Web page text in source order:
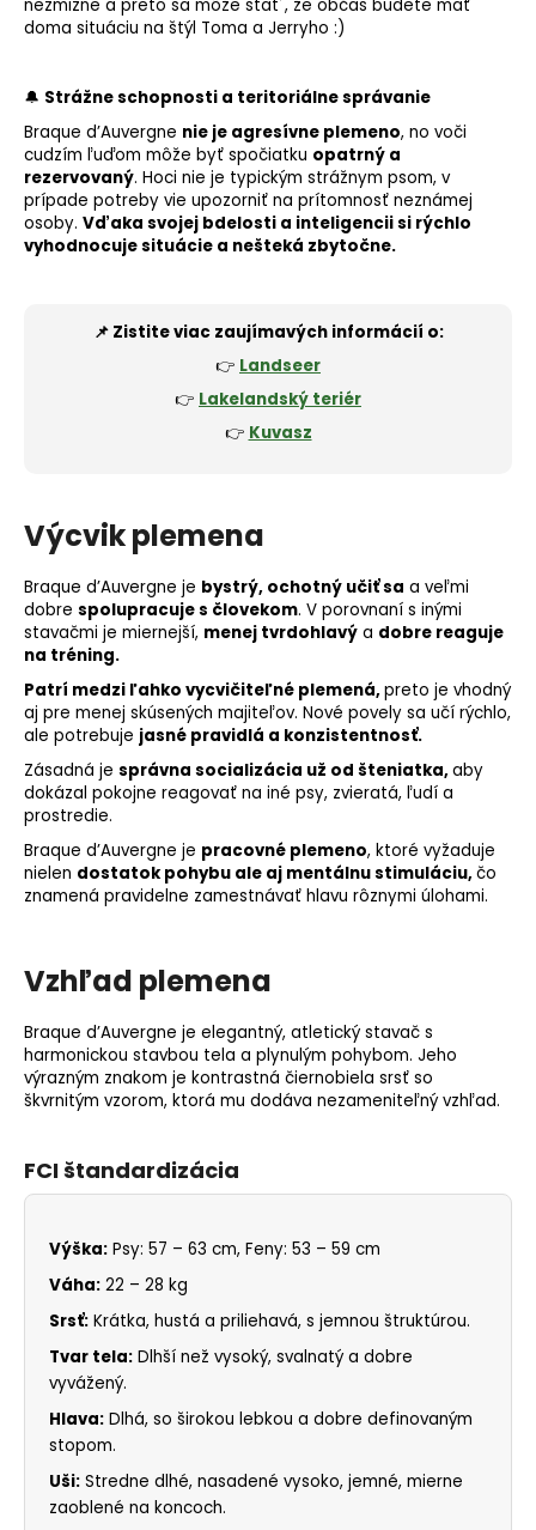
nezmizne a preto sa môže stat´, že občas budete mať
doma situáciu na štýl Toma a Jerryho :)
🔔 Strážne schopnosti a teritoriálne správanie
Braque d’Auvergne nie je agresívne plemeno, no voči
cudzím ľuďom môže byť spočiatku opatrný a
rezervovaný. Hoci nie je typickým strážnym psom, v
prípade potreby vie upozorniť na prítomnosť neznámej
osoby. Vďaka svojej bdelosti a inteligencii si rýchlo
vyhodnocuje situácie a nešteká zbytočne.
📌 Zistite viac zaujímavých informácií o:
👉 Landseer
👉 Lakelandský teriér
👉 Kuvasz
Výcvik plemena
Braque d’Auvergne je bystrý, ochotný učiť sa a veľmi
dobre spolupracuje s človekom. V porovnaní s inými
stavačmi je miernejší, menej tvrdohlavý a dobre reaguje
na tréning.
Patrí medzi ľahko vycvičiteľné plemená,preto je vhodný
aj pre menej skúsených majiteľov. Nové povely sa učí rýchlo,
ale potrebuje jasné pravidlá a konzistentnosť.
Zásadná je správna socializácia už od šteniatka,aby
dokázal pokojne reagovať na iné psy, zvieratá, ľudí a
prostredie.
Braque d’Auvergne je pracovné plemeno, ktoré vyžaduje
nielen dostatok pohybu ale aj mentálnu stimuláciu,čo
znamená pravidelne zamestnávať hlavu rôznymi úlohami.
Vzhľad plemena
Braque d’Auvergne je elegantný, atletický stavač s
harmonickou stavbou tela a plynulým pohybom. Jeho
výrazným znakom je kontrastná čiernobiela srsť so
škvrnitým vzorom, ktorá mu dodáva nezameniteľný vzhľad.
FCI štandardizácia
Výška: Psy: 57 – 63 cm, Feny: 53 – 59 cm
Váha: 22 – 28 kg
Srsť: Krátka, hustá a priliehavá, s jemnou štruktúrou.
Tvar tela: Dlhší než vysoký, svalnatý a dobre
vyvážený.
Hlava: Dlhá, so širokou lebkou a dobre definovaným
stopom.
Uši: Stredne dlhé, nasadené vysoko, jemné, mierne
zaoblené na koncoch.